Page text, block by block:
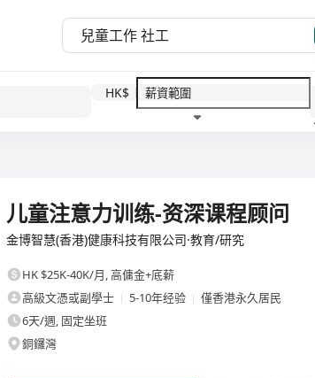
HK$
儿童注意力训练-资深课程顾问
金博智慧(香港)健康科技有限公司·教育/研究
HK $25K-40K/月,高傭金+底薪
高級文憑或副學士
5-10年经验
僅香港永久居民
6天/週, 固定坐班
銅鑼灣